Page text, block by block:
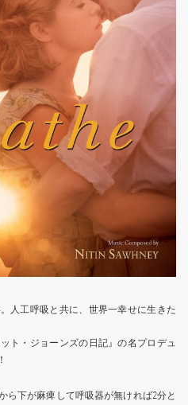
人工呼吸と共に、世界一幸せに生きた
ト・ジョーンズの日記』の名プロデュ
ら下が麻痺して呼吸器が無ければ2分と